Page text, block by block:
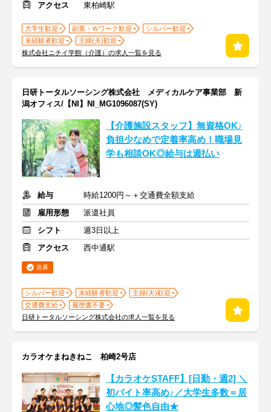
アクセス
東柏崎駅
大学生歓迎 副業・Ｗワーク歓迎
シルバー歓迎
未経験者歓迎
主婦(夫)歓迎
株式会社ニチイ学館（介護）の求人一覧を見る
日研トータルソーシング株式会社 メディカルケア事業部 新
潟オフィス/【NI】NI_MG1096087(SY)
【介護施設スタッフ】無資格OK♪
負担少なめで定着率高め！職場見
学も相談OK◎給与は週払い
給与
時給1200円～＋交通費全額支給
雇用形態
派遣社員
シフト
週3日以上
アクセス
西中通駅
急募
シルバー歓迎 未経験者歓迎
主婦(夫)歓迎
交通費支給
履歴書不要
日研トータルソーシング株式会社の求人一覧を見る
カラオケまねきねこ 柏崎2号店
【カラオケSTAFF】[日勤・週2] ＼
初バイト率高め♪／大学生多数＝居
心地◎髪色自由★